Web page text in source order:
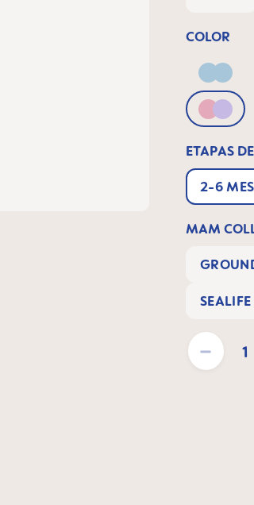
COLOR
Blue
Pink
ETAPAS
2-6
MAM
SEALIFE
Cantidad del